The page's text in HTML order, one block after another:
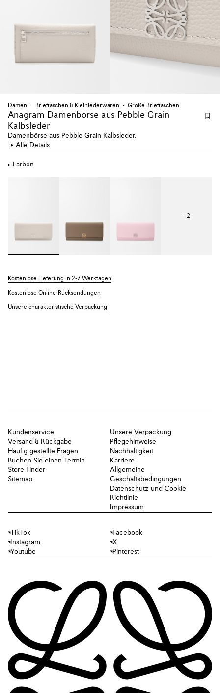
Damen Brieftaschen & Kleinlederwaren Große Brieftaschen
Anagram Damenbörse aus Pebble Grain
Kalbsleder
Damenbörse aus Pebble Grain Kalbsleder.
Alle Details
Farben
+2
Kostenlose Lieferung in 2-7 Werktagen
Kostenlose Online-Rücksendungen
Unsere charakteristische Verpackung
Kundenservice
Versand & Rückgabe
Häufig gestellte Fragen
Buchen Sie einen Termin
Store-Finder
Sitemap
Unsere Verpackung
Pflegehinweise
Nachhaltigkeit
Karriere
Allgemeine
Geschäftsbedingungen
Datenschutz und Cookie-
Richtlinie
Impressum
TikTok
Facebook
Instagram
X
Youtube
Pinterest